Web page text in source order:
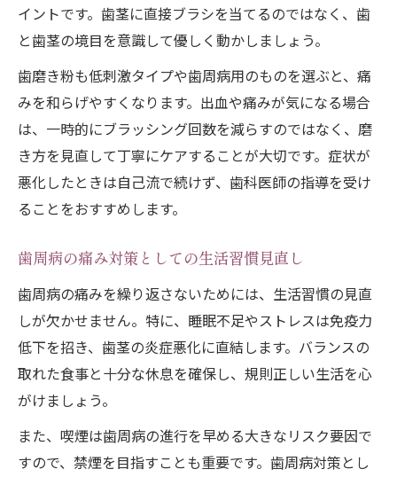
イントです。歯茎に直接ブラシを当てるのではなく、歯
と歯茎の境目を意識して優しく動かしましょう。
歯磨き粉も低刺激タイプや歯周病用のものを選ぶと、痛
みを和らげやすくなります。出血や痛みが気になる場合
は、一時的にブラッシング回数を減らすのではなく、磨
き方を見直して丁寧にケアすることが大切です。症状が
悪化したときは自己流で続けず、歯科医師の指導を受け
ることをおすすめします。
歯周病の痛み対策としての生活習慣見直し
歯周病の痛みを繰り返さないためには、生活習慣の見直
しが欠かせません。特に、睡眠不足やストレスは免疫力
低下を招き、歯茎の炎症悪化に直結します。バランスの
取れた食事と十分な休息を確保し、規則正しい生活を心
がけましょう。
また、喫煙は歯周病の進行を早める大きなリスク要因で
すので、禁煙を目指すことも重要です。歯周病対策とし